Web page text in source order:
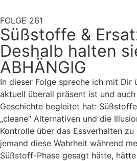
FOLGE 261
Süßstoffe &
Deshalb halten
ABHÄNGIG
In dieser Folge spreche ich mit Dir
aktuell überall präsent ist und
Geschichte begleitet hat:
„cleane“ Alternativen und die
Kontrolle über das Essverhalten zu
jemand diese Wahrheit während
Süßstoff-Phase gesagt hätte,